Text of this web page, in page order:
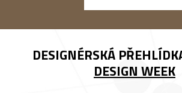
DESIGNÉRSKÁ
DESIGN WEEK